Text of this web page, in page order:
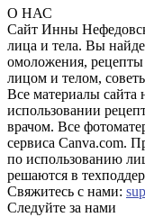
О НАС
Сайт Инны
лица и тела. Вы
омоложения, рецепты
лицом и телом,
Все материалы
использовании
врачом. Все
сервиса Canva.com.
по использованию
решаются в
Свяжитесь с нами:
Следуйте за нами